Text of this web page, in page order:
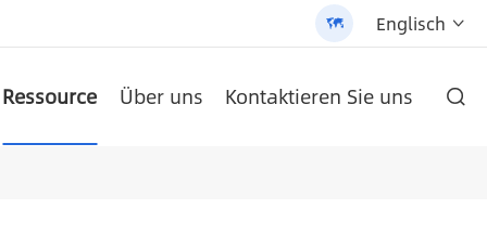
 Englisch 
Ressource Über uns Kontaktieren Sie uns 